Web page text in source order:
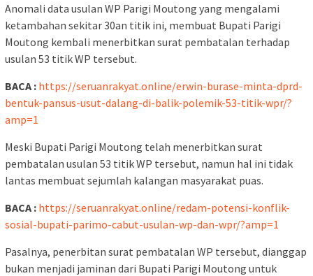
Anomali data usulan WP Parigi Moutong yang mengalami
ketambahan sekitar 30an titik ini, membuat Bupati Parigi
Moutong kembali menerbitkan surat pembatalan terhadap
usulan 53 titik WP tersebut.
BACA : https://seruanrakyat.online/erwin-burase-minta-dprd-
bentuk-pansus-usut-dalang-di-balik-polemik-53-titik-wpr/?
amp=1
Meski Bupati Parigi Moutong telah menerbitkan surat
pembatalan usulan 53 titik WP tersebut, namun hal ini tidak
lantas membuat sejumlah kalangan masyarakat puas.
BACA : https://seruanrakyat.online/redam-potensi-konflik-
sosial-bupati-parimo-cabut-usulan-wp-dan-wpr/?amp=1
Pasalnya, penerbitan surat pembatalan WP tersebut, dianggap
bukan menjadi jaminan dari Bupati Parigi Moutong untuk